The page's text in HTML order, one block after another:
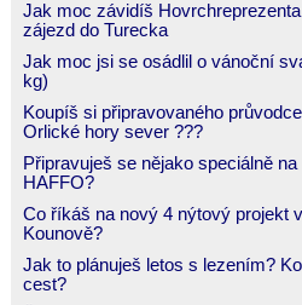
Jak moc závidíš
zájezd do Turecka
Jak moc jsi se osádlil o vánoční
kg)
Koupíš si připravovaného průvodce
Orlické hory sever ???
Připravuješ se nějako speciálně na
HAFFO?
Co říkáš na nový 4 nýtový projekt v
Kounově?
Jak to plánuješ letos s lezením?
cest?